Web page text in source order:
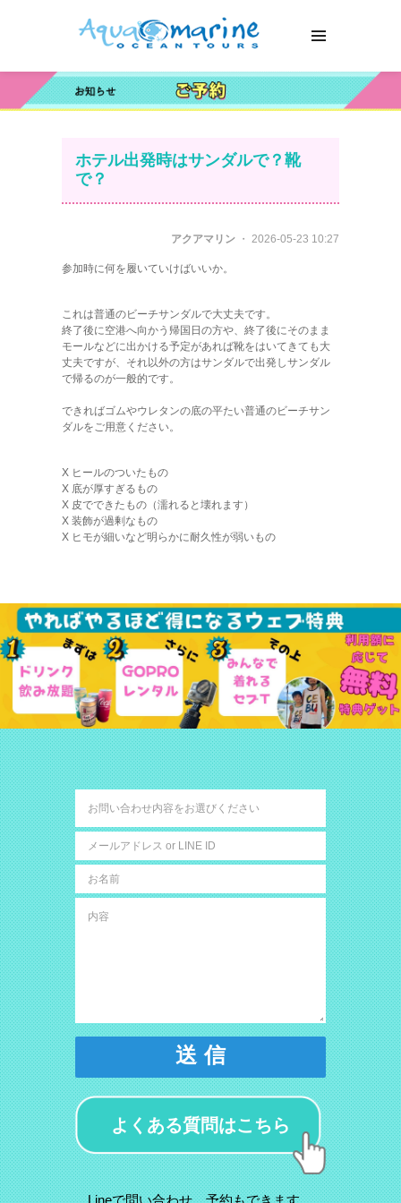
ホテル出発時はサンダルで？靴
で？
アクアマリン ・ 2026-05-23 10:27
参加時に何を履いていけばいいか。
これは普通のビーチサンダルで大丈夫です。
終了後に空港へ向かう帰国日の方や、終了後にそのまま
モールなどに出かける予定があれば靴をはいてきても大
丈夫ですが、それ以外の方はサンダルで出発しサンダル
で帰るのが一般的です。
できればゴムやウレタンの底の平たい普通のビーチサン
ダルをご用意ください。
X ヒールのついたもの
X 底が厚すぎるもの
X 皮でできたもの（濡れると壊れます）
X 装飾が過剰なもの
X ヒモが細いなど明らかに耐久性が弱いもの
送 信
よくある質問はこちら